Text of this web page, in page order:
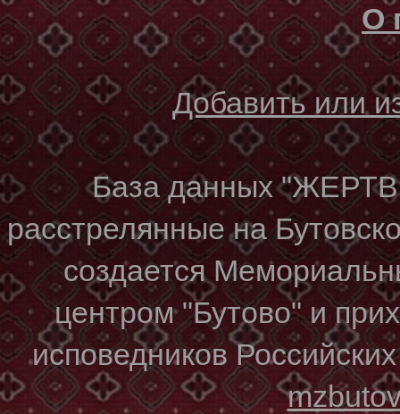
О
Добавить или
База данных
расстрелянные на
создается
центром "Бутово" и
исповедников